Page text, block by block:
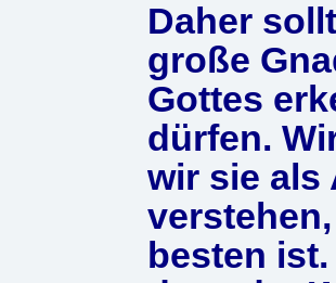
Daher
große
Gottes
dürfen.
wir sie als
besten